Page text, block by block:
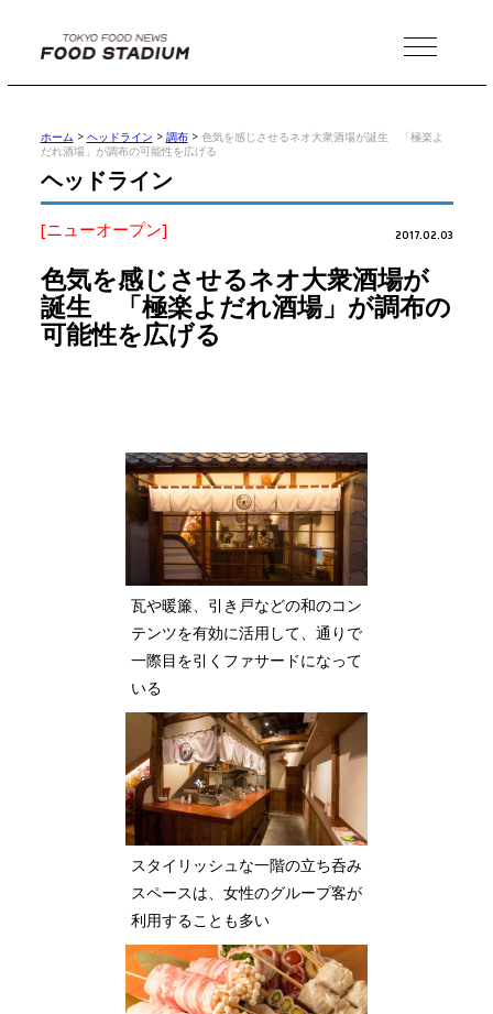
MENU
ホーム > ヘッドライン > 調布> 色気を感じさせるネオ大衆酒場が誕生 「極楽よ
だれ酒場」が調布の可能性を広げる
ヘッドライン
[ニューオープン] 2017.02.03
色気を感じさせるネオ大衆酒場が
誕生 「極楽よだれ酒場」が調布の
可能性を広げる
瓦や暖簾、引き戸などの和のコン
テンツを有効に活用して、通りで
一際目を引くファサードになって
いる
スタイリッシュな一階の立ち呑み
スペースは、女性のグループ客が
利用することも多い